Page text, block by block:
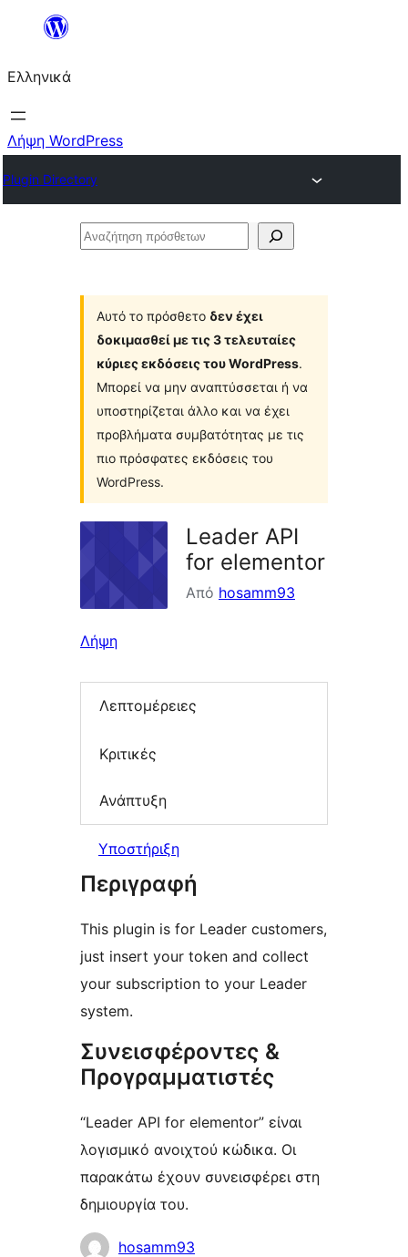
Μετάβαση
περιεχόμενο
Ελληνικά
Λήψη WordPress
Plugin Directory
Αναζήτηση
Αυτό το πρόσθετο δεν έχει
δοκιμασθεί με τις 3 τελευταίες
κύριες εκδόσεις του WordPress.
Μπορεί να μην αναπτύσσεται ή να
υποστηρίζεται άλλο και να έχει
προβλήματα συμβατότητας με τις
πιο πρόσφατες εκδόσεις του
WordPress.
Leader API
for elementor
Από hosamm93
Λήψη
Λεπτομέρειες
Κριτικές
Ανάπτυξη
Υποστήριξη
Περιγραφή
This plugin is for Leader customers,
just insert your token and collect
your subscription to your Leader
system.
Συνεισφέροντες &
Προγραμματιστές
“Leader API for elementor” είναι
λογισμικό ανοιχτού κώδικα. Οι
παρακάτω έχουν συνεισφέρει στη
δημιουργία του.
Συντελεστές
hosamm93